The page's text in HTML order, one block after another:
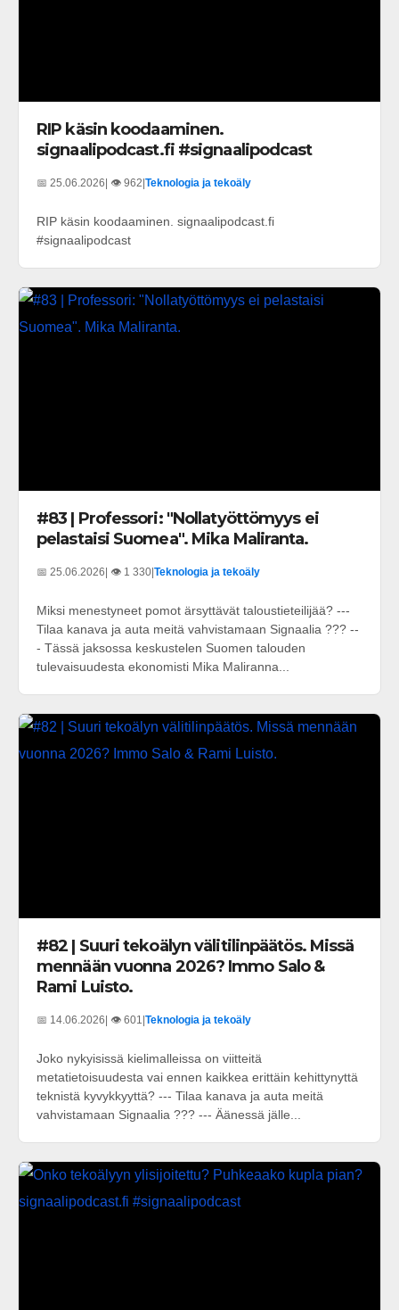
RIP käsin koodaaminen.
signaalipodcast.fi #signaalipodcast
📅 25.06.2026 | 👁️ 962 Teknologia ja tekoäly
RIP käsin koodaaminen. signaalipodcast.fi
#signaalipodcast
#83 | Professori: "Nollatyöttömyys ei
pelastaisi Suomea". Mika Maliranta.
📅 25.06.2026 | 👁️ 1 330 Teknologia ja tekoäly
Miksi menestyneet pomot ärsyttävät taloustieteilijää? ---
Tilaa kanava ja auta meitä vahvistamaan Signaalia ??? --
- Tässä jaksossa keskustelen Suomen talouden
tulevaisuudesta ekonomisti Mika Maliranna...
#82 | Suuri tekoälyn välitilinpäätös. Missä
mennään vuonna 2026? Immo Salo &
Rami Luisto.
📅 14.06.2026| 👁️ 601 |Teknologia ja tekoäly
Joko nykyisissä kielimalleissa on viitteitä
metatietoisuudesta vai ennen kaikkea erittäin kehittynyttä
teknistä kyvykkyyttä? --- Tilaa kanava ja auta meitä
vahvistamaan Signaalia ??? --- Äänessä jälle...